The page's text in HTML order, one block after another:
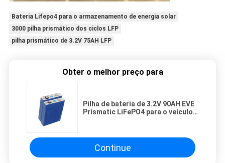
Bateria Lifepo4 para o armazenamento de energia solar
3000 pilha prismático dos ciclos LFP
pilha prismático de 3.2V 75AH LFP
Obter o melhor preço para
Pilha de bateria de 3.2V 90AH EVE
Prismatic LiFePO4 para o veículo
Continue